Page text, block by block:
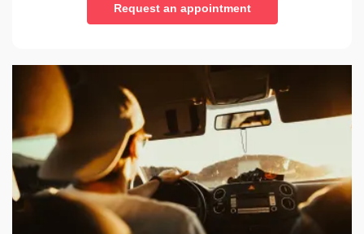
Request an appointment